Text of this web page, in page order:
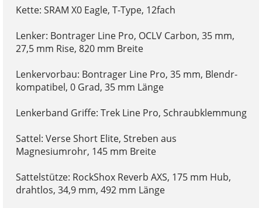
Kette: SRAM X0 Eagle, T-Type, 12fach
Lenker: Bontrager Line Pro, OCLV Carbon, 35 mm,
27,5 mm Rise, 820 mm Breite
Lenkervorbau: Bontrager Line Pro, 35 mm, Blendr-
kompatibel, 0 Grad, 35 mm Länge
Lenkerband Griffe: Trek Line Pro, Schraubklemmung
Sattel: Verse Short Elite, Streben aus
Magnesiumrohr, 145 mm Breite
Sattelstütze: RockShox Reverb AXS, 175 mm Hub,
drahtlos, 34,9 mm, 492 mm Länge